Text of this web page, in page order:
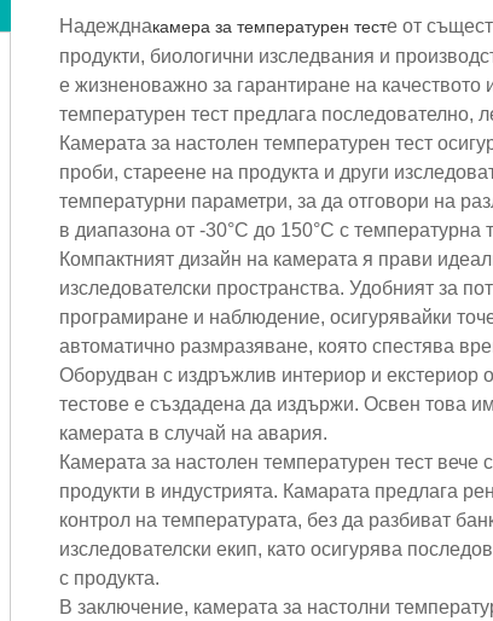
Надежднакамера за температурен тесте от
продукти, биологични изследвания и
е жизненоважно за гарантиране на качеството
температурен тест предлага последователно,
Камерата за настолен температурен тест
проби, стареене на продукта и други
температурни параметри, за да отговори на
в диапазона от -30°C до 150°C с температурна
Компактният дизайн на камерата я прави
изследователски пространства. Удобният за
програмиране и наблюдение, осигурявайки
автоматично размразяване, която спестява
Оборудван с издръжлив интериор и екстериор
тестове е създадена да издържи. Освен това
камерата в случай на авария.
Камерата за настолен температурен тест
продукти в индустрията. Камарата предлага
контрол на температурата, без да разбиват
изследователски екип, като осигурява
с продукта.
В заключение, камерата за настолни